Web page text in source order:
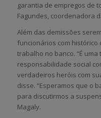
garantia de empregos de
Fagundes, coordenadora
Além das demissões
funcionários com
trabalho no banco. “É
responsabilidade social
verdadeiros heróis com
disse. “Esperamos que o
para discutirmos a
Magaly.